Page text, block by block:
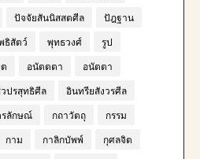
ปัจจัยสันนิสสตศีล ปัฎฐาน
ธิสัตว์ พุทธวงศ์ รูป
อนัตตตา อนัตตา
ปรสุทธิศีล อินทรียสังวรศีล
รลักษณ์ กถาวัตถุ กรรม
กาม กาลิกบัพพ์ กุศลจิต